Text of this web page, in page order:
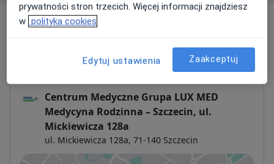
Adresy (4)
Adres 4
Centrum Medyczne Grupa LUX MED
Medycyna Rodzinna – Szczecin, ul.
Mickiewicza 128a
ul. Mickiewicza 128a, 71-140 Szczecin
prywatności stron trzecich. Więcej informacji znajdziesz
w polityka cookies
Edytuj ustawienia Zaakceptuj